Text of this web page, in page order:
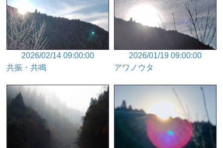
2026/02/14 09:00:00
共振・共鳴
2026/01/19 09:00:00
アワノウタ